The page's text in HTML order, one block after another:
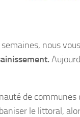
semaines, nous
de communes
le littoral,